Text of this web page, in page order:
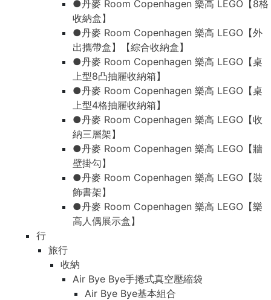
●丹麥 Room Copenhagen 樂高 LEGO【8格
收納盒】
●丹麥 Room Copenhagen 樂高 LEGO【外
出攜帶盒】【綜合收納盒】
●丹麥 Room Copenhagen 樂高 LEGO【桌
上型8凸抽屜收納箱】
●丹麥 Room Copenhagen 樂高 LEGO【桌
上型4格抽屜收納箱】
●丹麥 Room Copenhagen 樂高 LEGO【收
納三層架】
●丹麥 Room Copenhagen 樂高 LEGO【牆
壁掛勾】
●丹麥 Room Copenhagen 樂高 LEGO【裝
飾書架】
●丹麥 Room Copenhagen 樂高 LEGO【樂
高人偶展示盒】
行
旅行
收納
Air Bye Bye手捲式真空壓縮袋
Air Bye Bye基本組合